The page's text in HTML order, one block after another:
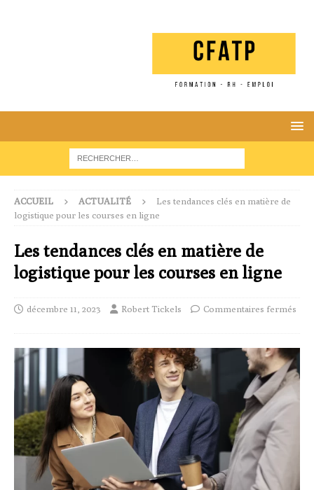
ACCUEIL ACTUALITÉ
Les tendances clés en matière de
logistique pour les courses en ligne
Les tendances clés en matière de
logistique pour les courses en ligne
décembre 11, 2023 Robert Tickels Commentaires fermés